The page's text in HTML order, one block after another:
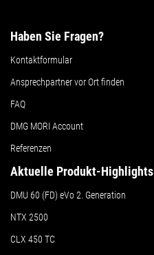
Haben Sie Fragen?
Kontaktformular
Ansprechpartner vor Ort finden
FAQ
DMG MORI Account
Referenzen
Aktuelle Produkt-Highlights
DMU 60 (FD) eVo 2. Generation
NTX 2500
CLX 450 TC